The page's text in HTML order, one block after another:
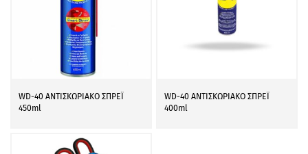
WD-40 ΑΝΤΙΣΚΩΡΙΑΚΟ ΣΠΡΕΪ
450ml
WD-40 ΑΝΤΙΣΚΩΡΙΑΚΟ ΣΠΡΕΪ
400ml